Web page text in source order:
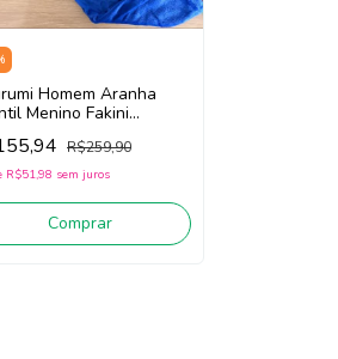
Homem Aranha
Menino Fakini
(Vermelho / Azul)
R$259,90
R$51,98 sem juros
Comprar